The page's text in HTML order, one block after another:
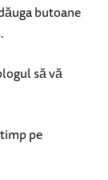
butoane
să vă
pe